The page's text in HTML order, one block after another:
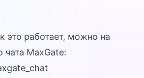
это работает, можно на
чата MaxGate: